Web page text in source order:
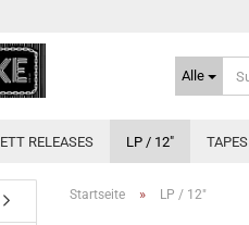
Alle
ETT RELEASES LP / 12" TAPES
Startseite » LP / 12"